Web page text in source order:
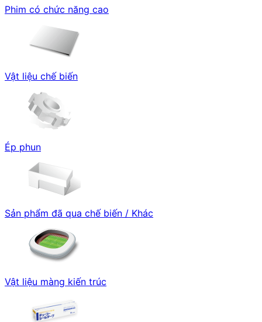
Phim có chức năng cao
Vật liệu chế biến
Ép phun
Sản phẩm đã qua chế biến / Khác
Vật liệu màng kiến trúc